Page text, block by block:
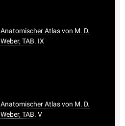
Anatomischer Atlas von M. D.
Weber, TAB. IX
Anatomischer Atlas von M. D.
Weber, TAB. V